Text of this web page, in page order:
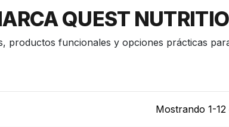
QUEST
funcionales y opciones prácticas
Mostrando 1-